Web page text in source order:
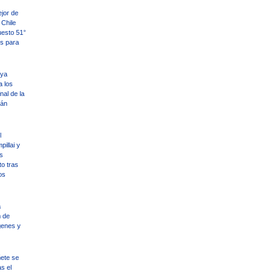
de
51°
para
los
de la
y
tras
de
y
se
el